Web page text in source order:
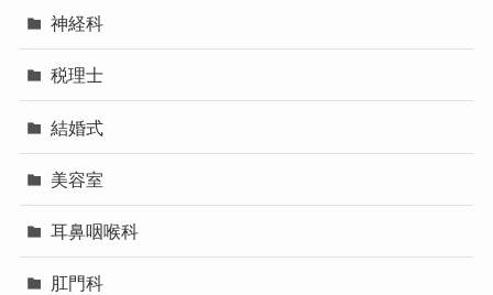
神経科
税理士
結婚式
美容室
耳鼻咽喉科
肛門科